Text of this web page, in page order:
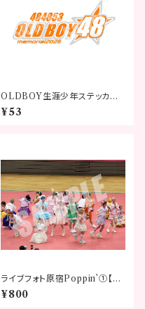
OLDBOY生涯少年ステッカー
~memorial 2026~
¥53
ライブフォト原宿Poppin’①【ベ
ビタピフェスティバル2026】
¥800